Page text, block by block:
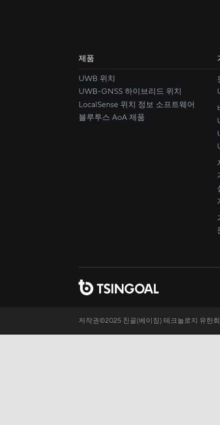
제품
UWB 위치
UWB-GNSS 하이브리드 위치
LocalSense 위치 정보 소프트웨어
블루투스 AoA 제품
저작권©2025 친골(베이징) 테크놀로지 유한